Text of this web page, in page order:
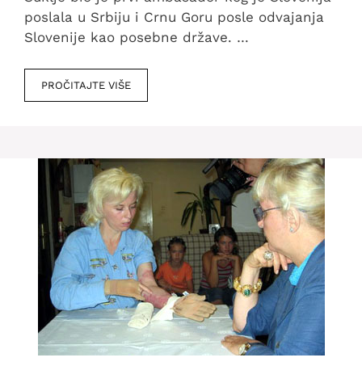
poslala u Srbiju i Crnu Goru posle odvajanja
Slovenije kao posebne države. …
PROČITAJTE VIŠE